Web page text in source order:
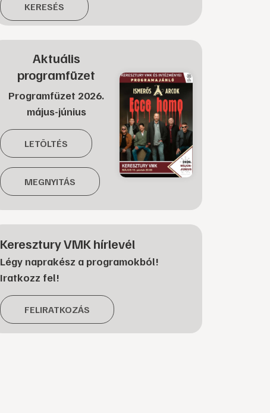
KERESÉS
Aktuális
programfüzet
Programfüzet 2026.
május-június
LETÖLTÉS
MEGNYITÁS
Keresztury VMK hírlevél
Légy naprakész a programokból!
Iratkozz fel!
FELIRATKOZÁS